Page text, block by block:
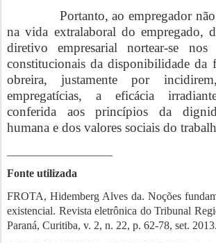
Portanto, ao empregador
na vida extralaboral do empregado,
diretivo empresarial nortear-se nos
constitucionais da disponibilidade da
obreira, justamente por
empregatícias, a eficácia
conferida aos princípios da
humana e dos valores sociais do
Fonte utilizada
FROTA, Hidemberg Alves da. Noções
existencial. Revista eletrônica do Tribunal
Paraná, Curitiba, v. 2, n. 22, p. 62-78, set. 2013.